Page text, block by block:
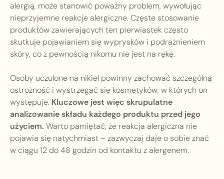
alergią, może stanowić poważny problem, wywołując
nieprzyjemne reakcje alergiczne. Częste stosowanie
produktów zawierających ten pierwiastek często
skutkuje pojawianiem się wyprysków i podrażnieniem
skóry, co z pewnością nikomu nie jest na rękę.
Osoby uczulone na nikiel powinny zachować szczególną
ostrożność i wystrzegać się kosmetyków, w których on
występuje. Kluczowe jest więc skrupulatne
analizowanie składu każdego produktu przed jego
użyciem. Warto pamiętać, że reakcja alergiczna nie
pojawia się natychmiast – zazwyczaj daje o sobie znać
w ciągu 12 do 48 godzin od kontaktu z alergenem.